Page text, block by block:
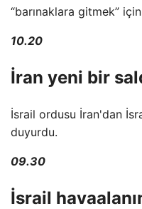
“barınaklara gitmek”
10.20
İran yeni bir
İsrail ordusu İran'dan
duyurdu.
09.30
İsrail